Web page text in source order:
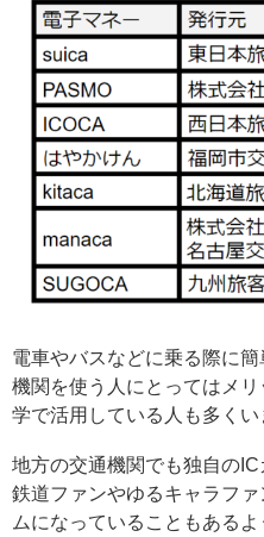
電車やバスなどに乗る際に
機関を使う人にとってはメ
学で活用している人も多くい
地方の交通機関でも独自のIC
鉄道ファンやゆるキャラフ
ムになっていることもあるよ